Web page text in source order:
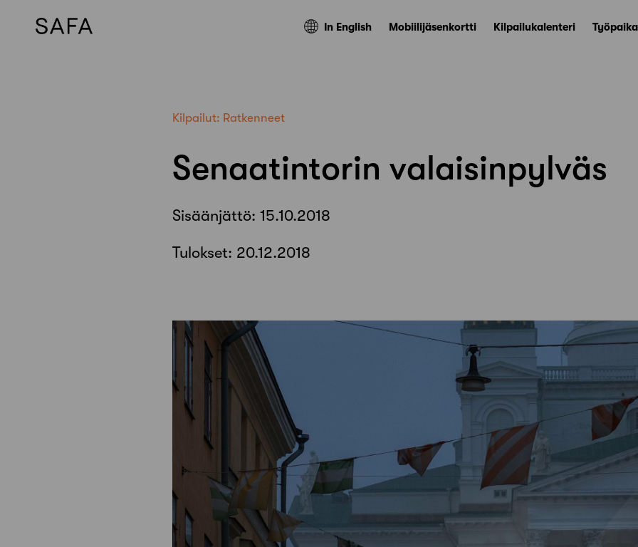
In English Mobiilijäsenkortti Kilpailukalenteri
Kilpailut: Ratkenneet
Senaatintorin valaisinpylväs
Sisäänjättö: 15.10.2018
Tulokset: 20.12.2018